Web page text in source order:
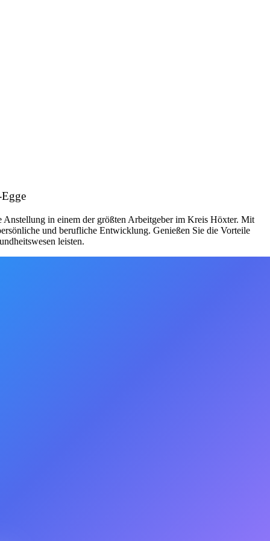
Anstellung in einem der größten Arbeitgeber im Kreis Höxter. Mit
und berufliche Entwicklung. Genießen Sie die Vorteile
leisten.